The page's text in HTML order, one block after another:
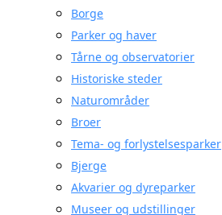
Borge
Parker og haver
Tårne og observatorier
Historiske steder
Naturområder
Broer
Tema- og forlystelsesparker
Bjerge
Akvarier og dyreparker
Museer og udstillinger